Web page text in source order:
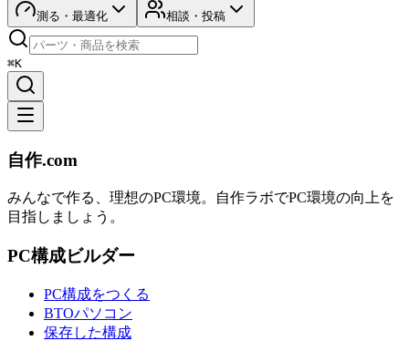
測る・最適化 相談・投稿
⌘K
自作.com
みんなで作る、理想のPC環境。 自作ラボでPC環境の向上を
目指しましょう。
PC構成ビルダー
PC構成をつくる
BTOパソコン
保存した構成